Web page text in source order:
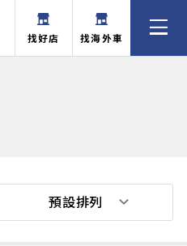
找好店 找海外車
預設排列